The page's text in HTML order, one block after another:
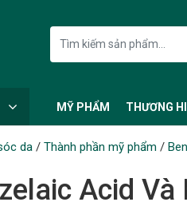
MỸ PHẨM THƯƠNG
da/ Thành phần mỹ phẩm /
Acid